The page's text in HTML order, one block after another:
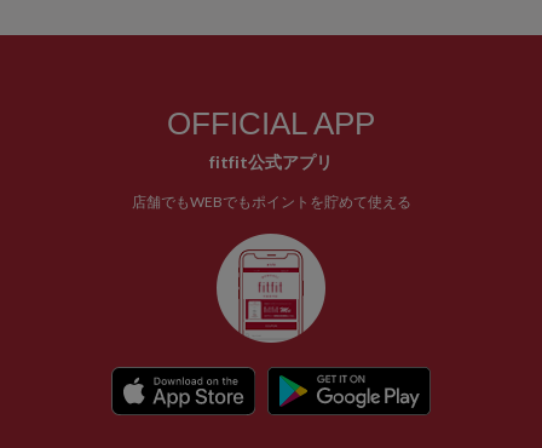
OFFICIAL APP
fitfit公式アプリ
店舗でもWEBでもポイントを貯めて使える